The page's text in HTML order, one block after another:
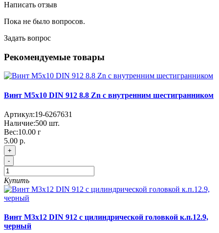
Написать отзыв
Пока не было вопросов.
Задать вопрос
Рекомендуемые товары
Винт М5x10 DIN 912 8.8 Zn с внутренним шестигранником
Артикул:19-6267631
Наличие:500 шт.
Вес:10.00 г
5.00 р.
+
-
Купить
Винт М3x12 DIN 912 с цилиндрической головкой к.п.12.9,
черный